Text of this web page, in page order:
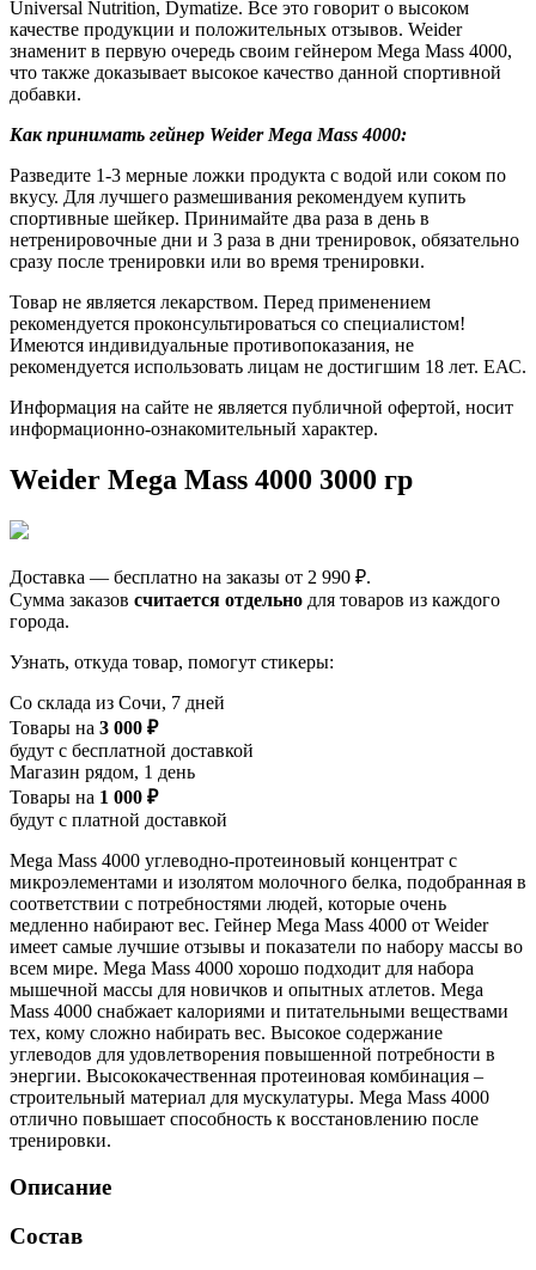
Universal Nutrition, Dymatize. Все это говорит о высоком
качестве продукции и положительных отзывов. Weider
знаменит в первую очередь своим гейнером Mega Mass 4000,
что также доказывает высокое качество данной спортивной
добавки.
Как принимать гейнер Weider Mega Mass 4000:
Разведите 1-3 мерные ложки продукта с водой или соком по
вкусу. Для лучшего размешивания рекомендуем купить
спортивные шейкер. Принимайте два раза в день в
нетренировочные дни и 3 раза в дни тренировок, обязательно
сразу после тренировки или во время тренировки.
Товар не является лекарством. Перед применением
рекомендуется проконсультироваться со специалистом!
Имеются индивидуальные противопоказания, не
рекомендуется использовать лицам не достигшим 18 лет. ЕАС.
Информация на сайте не является публичной офертой, носит
информационно-ознакомительный характер.
Weider Mega Mass 4000 3000 гр
Доставка — бесплатно на заказы от 2 990 ₽.
Сумма заказов считается отдельно для товаров из каждого
города.
Узнать, откуда товар, помогут стикеры:
Со склада из Сочи, 7 дней
Товары на 3 000 ₽
будут с бесплатной доставкой
Магазин рядом, 1 день
Товары на 1 000 ₽
будут с платной доставкой
Mega Mass 4000 углеводно-протеиновый концентрат с
микроэлементами и изолятом молочного белка, подобранная в
соответствии с потребностями людей, которые очень
медленно набирают вес. Гейнер Mega Mass 4000 от Weider
имеет самые лучшие отзывы и показатели по набору массы во
всем мире. Mega Mass 4000 хорошо подходит для набора
мышечной массы для новичков и опытных атлетов. Mega
Mass 4000 снабжает калориями и питательными веществами
тех, кому сложно набирать вес. Высокое содержание
углеводов для удовлетворения повышенной потребности в
энергии. Высококачественная протеиновая комбинация –
строительный материал для мускулатуры. Mega Mass 4000
отлично повышает способность к восстановлению после
тренировки.
Описание
Состав